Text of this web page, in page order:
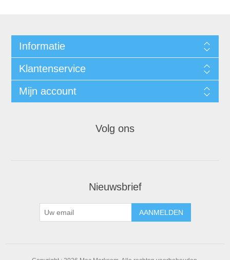
Informatie
Klantenservice
Mijn account
Volg ons
Nieuwsbrief